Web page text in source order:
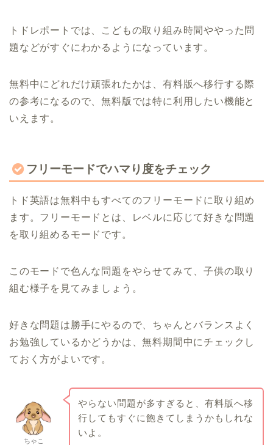
トドレポートでは、こどもの取り組み時間ややった問
題などがすぐにわかるようになっています。
無料中にどれだけ頑張れたかは、有料版へ移行する際
の参考になるので、無料版では特に利用したい機能と
いえます。
フリーモードでハマり度をチェック
トド英語は無料中もすべてのフリーモードに取り組め
ます。フリーモードとは、レベルに応じて好きな問題
を取り組めるモードです。
このモードで色んな問題をやらせてみて、子供の取り
組む様子を見てみましょう。
好きな問題は勝手にやるので、ちゃんとバランスよく
お勉強しているかどうかは、無料期間中にチェックし
ておく方がよいです。
ちゃこ
やらない問題が多すぎると、有料版へ移
行してもすぐに飽きてしまうかもしれな
いよ。